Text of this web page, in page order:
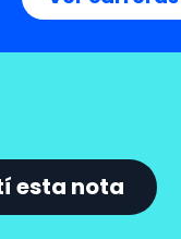
esta nota